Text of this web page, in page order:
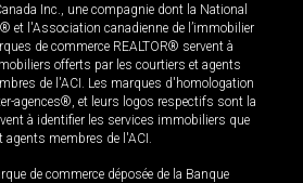
Inc., une compagnie dont la National
et l'Association canadienne de l’immobilier
de commerce REALTOR® servent à
offerts par les courtiers et agents
de l'ACI. Les marques d'homologation
agences®, et leurs logos respectifs sont la
à identifier les services immobiliers que
membres de l'ACI.
de commerce déposée de la Banque